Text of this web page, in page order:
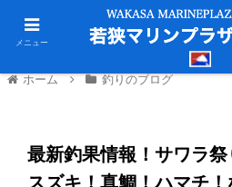
ホーム 釣りのブログ
最新釣果情報！サワラ祭
スズキ！真鯛！ハマチ！
メニュー